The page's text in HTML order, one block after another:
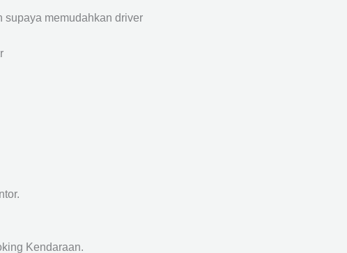
supaya memudahkan driver
Kendaraan.